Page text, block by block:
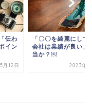
伝わ
イン
月12日
「〇〇を綺麗にして
会社は業績が良い」
当か？￼
2023年6